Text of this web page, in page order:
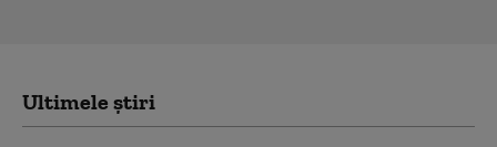
Ultimele știri